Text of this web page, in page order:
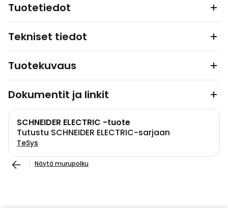
Tuotetiedot
Tekniset tiedot
Tuotekuvaus
Dokumentit ja linkit
SCHNEIDER ELECTRIC -tuote
Tutustu SCHNEIDER ELECTRIC-sarjaan
TeSys
Näytä murupolku